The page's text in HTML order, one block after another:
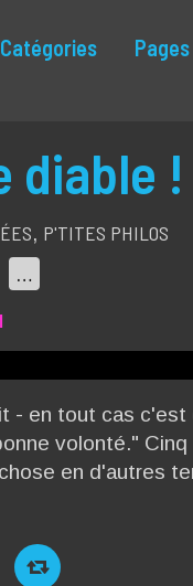
Catégories Pages
diable !
, P'TITES PHILOS
…
- en tout cas c'est
volonté."
en d'autres